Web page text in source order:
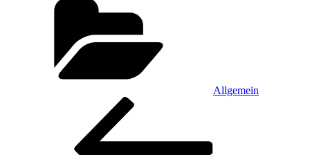
Allgemein
Beitragsnavigation